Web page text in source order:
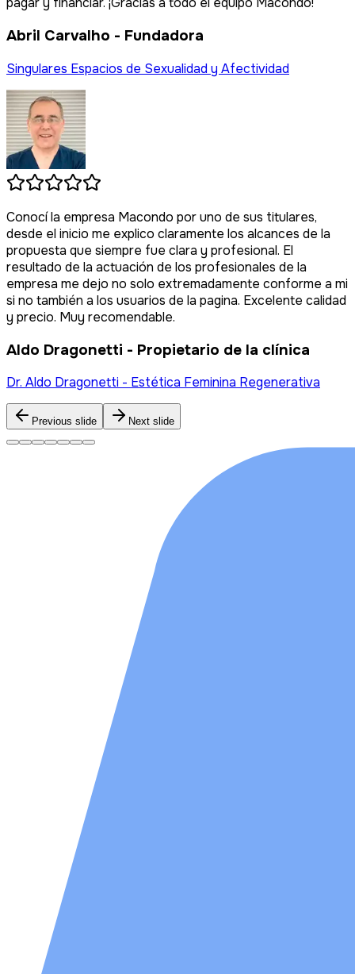
Previous slide Next slide